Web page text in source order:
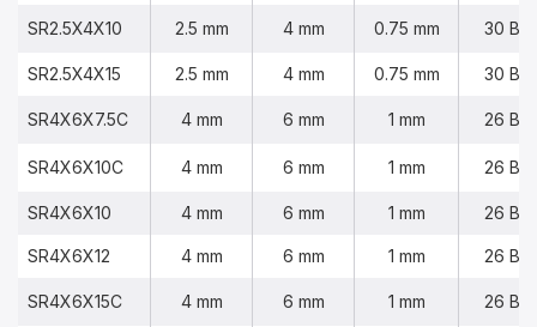
SR2.5X4X10 2.5 mm 4 mm 0.75 mm 30
SR2.5X4X15 2.5 mm 4 mm 0.75 mm 30
SR4X6X7.5C 4 mm 6 mm 1 mm 26
SR4X6X10C 4 mm 6 mm 1 mm 26
SR4X6X10 4 mm 6 mm 1 mm 26
SR4X6X12 4 mm 6 mm 1 mm 26
SR4X6X15C 4 mm 6 mm 1 mm 26